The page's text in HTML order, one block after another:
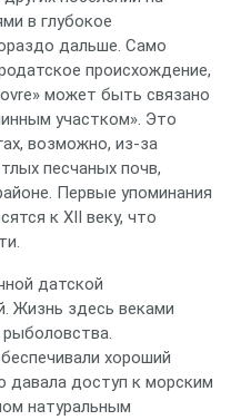
в глубокое
дальше. Само
происхождение,
может быть связано
участком». Это
возможно, из-за
песчаных почв,
Первые упоминания
к XII веку, что
датской
Жизнь здесь веками
хороший
давала доступ к морским
натуральным